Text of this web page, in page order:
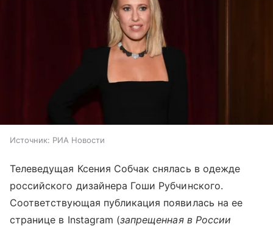
Источник: РИА Новости
Телеведущая Ксения Собчак снялась в одежде
российского дизайнера Гоши Рубчинского.
Соответствующая публикация появилась на ее
странице в Instagram (запрещенная в России